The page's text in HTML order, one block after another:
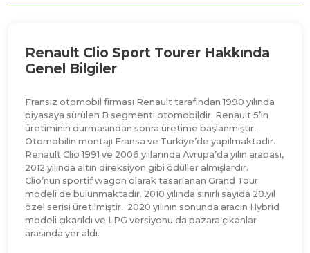
Renault Clio Sport Tourer Hakkında
Genel Bilgiler
Fransız otomobil firması Renault tarafından 1990 yılında
piyasaya sürülen B segmenti otomobildir. Renault 5’in
üretiminin durmasından sonra üretime başlanmıştır.
Otomobilin montajı Fransa ve Türkiye’de yapılmaktadır.
Renault Clio 1991 ve 2006 yıllarında Avrupa’da yılın arabası,
2012 yılında altın direksiyon gibi ödüller almışlardır.
Clio’nun sportif wagon olarak tasarlanan Grand Tour
modeli de bulunmaktadır. 2010 yılında sınırlı sayıda 20.yıl
özel serisi üretilmiştir. 2020 yılının sonunda aracın Hybrid
modeli çıkarıldı ve LPG versiyonu da pazara çıkanlar
arasında yer aldı.